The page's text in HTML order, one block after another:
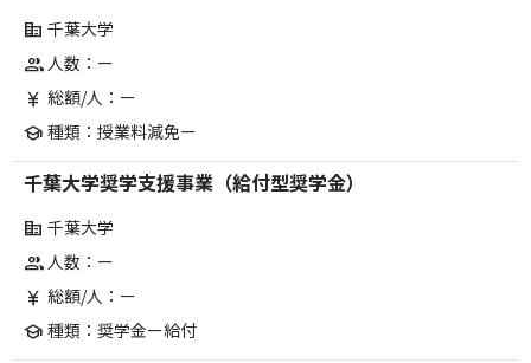
corporate_fare 千葉大学
group人数：ー
currency_yen 総額/人：ー
school 種類：授業料減免ー
千葉大学奨学支援事業（給付型奨学金）
corporate_fare 千葉大学
group人数：ー
currency_yen 総額/人：ー
school 種類：奨学金ー給付